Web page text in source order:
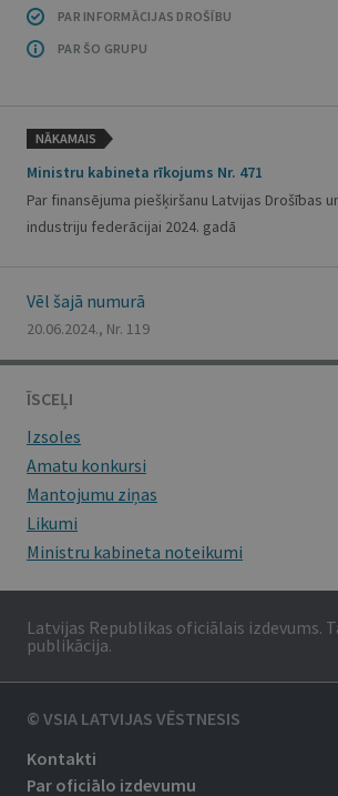
PAR INFORMĀCIJAS DROŠĪBU
PAR ŠO GRUPU
NĀKAMAIS
Ministru kabineta rīkojums Nr. 471
Par finansējuma piešķiršanu Latvijas Drošības
industriju federācijai 2024. gadā
Vēl šajā numurā
20.06.2024., Nr. 119
ĪSCEĻI
Izsoles
Amatu konkursi
Mantojumu ziņas
Likumi
Ministru kabineta noteikumi
Latvijas Republikas oficiālais izdevums.
publikācija.
© VSIA LATVIJAS VĒSTNESIS
Kontakti
Par oficiālo izdevumu